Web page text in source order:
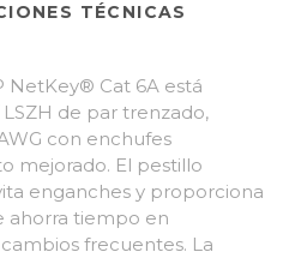
TÉCNICAS
NetKey® Cat 6A está
de par trenzado,
con enchufes
mejorado. El pestillo
enganches y proporciona
ahorra tiempo en
frecuentes. La